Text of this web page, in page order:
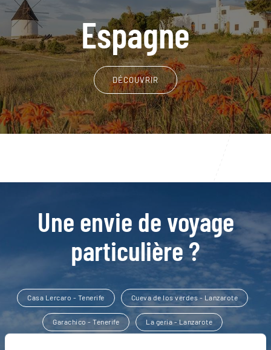
Espagne
DÉCOUVRIR
Une envie de voyage
particulière ?
Casa Lercaro - Tenerife Cueva de los verdes - Lanzarote
Garachico - Tenerife La geria - Lanzarote